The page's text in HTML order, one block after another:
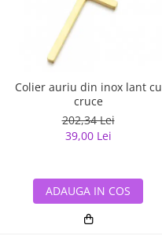
Colier auriu din inox lant cu
cruce
202,34 Lei
39,00 Lei
ADAUGA IN COS